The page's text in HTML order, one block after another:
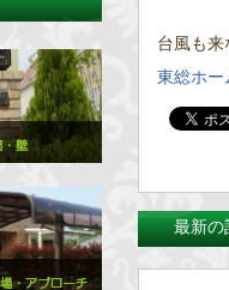
台風も
東総ホー
最新の